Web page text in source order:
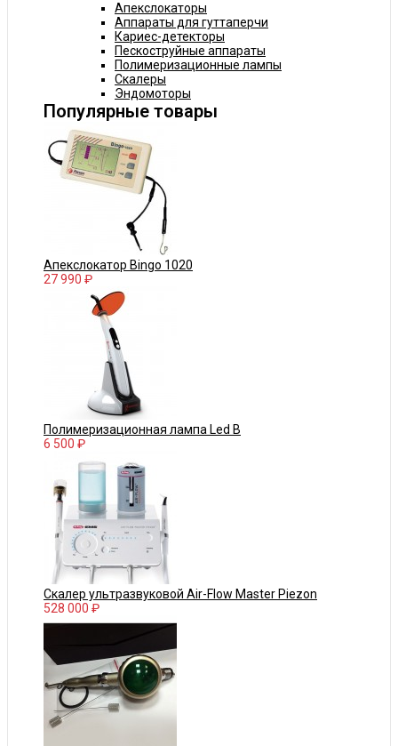
Апекслокаторы
Аппараты для гуттаперчи
Кариес-детекторы
Пескоструйные аппараты
Полимеризационные лампы
Скалеры
Эндомоторы
Популярные товары
Апекслокатор Bingo 1020
27 990 ₽
Полимеризационная лампа Led B
6 500 ₽
Скалер ультразвуковой Air-Flow Master Piezon
528 000 ₽